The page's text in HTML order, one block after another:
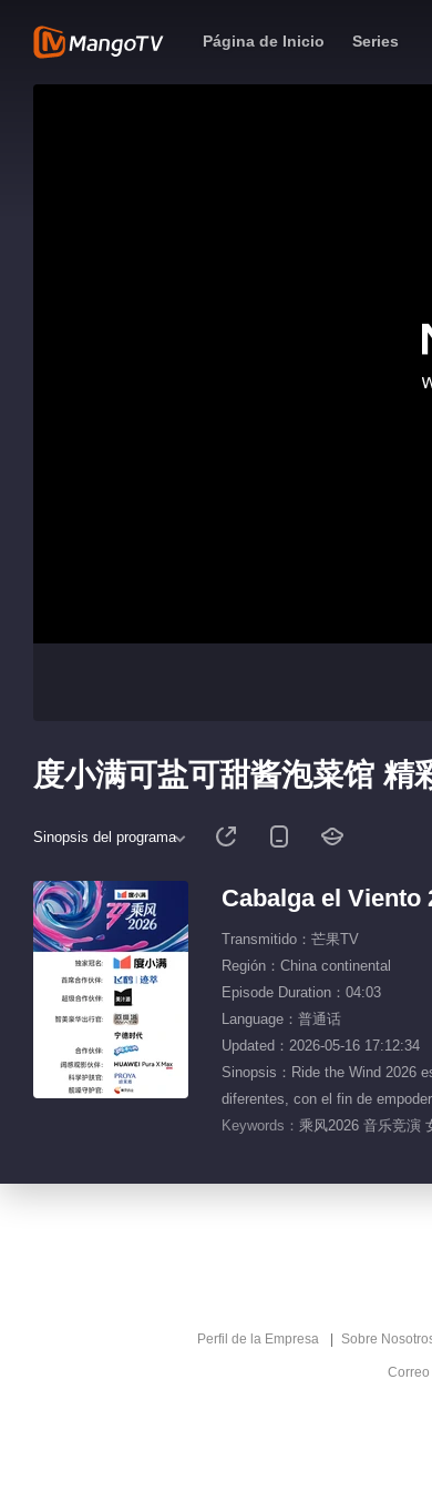
Página de Inicio Series
度小满可盐可甜酱泡菜馆 精
Sinopsis del programa
Cabalga el Viento
Transmitido：芒果TV
Región：China continental
Episode Duration：04:03
Language：普通话
Updated：2026-05-16 17:12:34
Sinopsis：Ride the Wind 2026
diferentes, con el fin de
Keywords： 乘风2026 音乐竞演
Perfil de la Empresa Sobre